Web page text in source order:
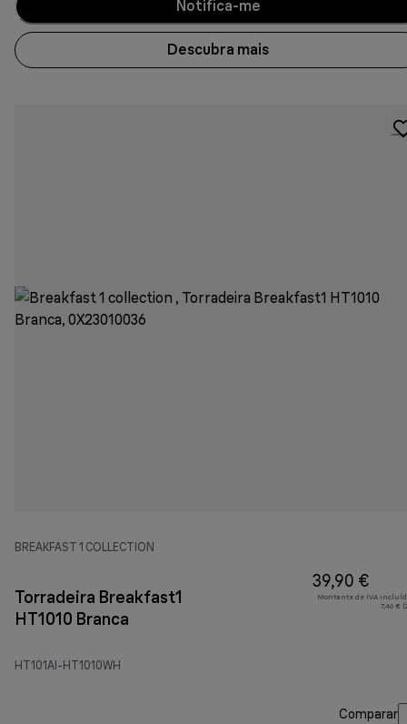
Notifica-me
Descubra mais
BREAKFAST 1 COLLECTION
Torradeira Breakfast1
HT1010 Branca
HT101AI-HT1010WH
39,90 €
Montante de IVA
7,46 €
Comparar